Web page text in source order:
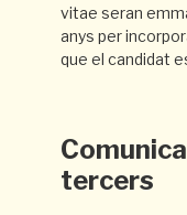
vitae seran
anys per
que el candidat
tercers